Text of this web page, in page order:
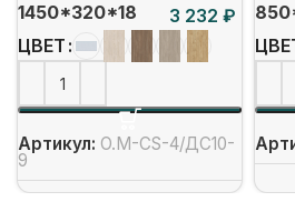
1450*320*18
₽
ЦВЕТ
Артикул: O.M-CS-4/ДС10-
9